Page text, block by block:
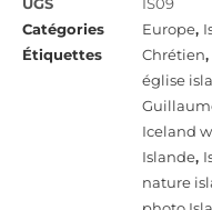
Catégories
Europe,
Étiquettes
Chrétien,
église
Iceland
Islande,
nature